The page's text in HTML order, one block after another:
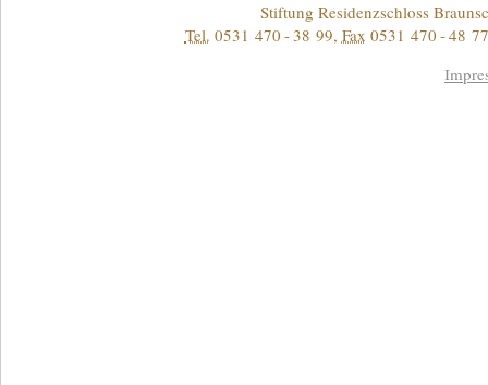
Stiftung Residenzschloss
Tel. 0531 470 - 38 99, Fax 0531 470 - 48